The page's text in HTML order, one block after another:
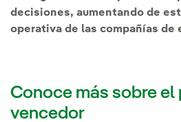
decisiones, aumentando de
operativa de las compañías de
Conoce más sobre el
vencedor